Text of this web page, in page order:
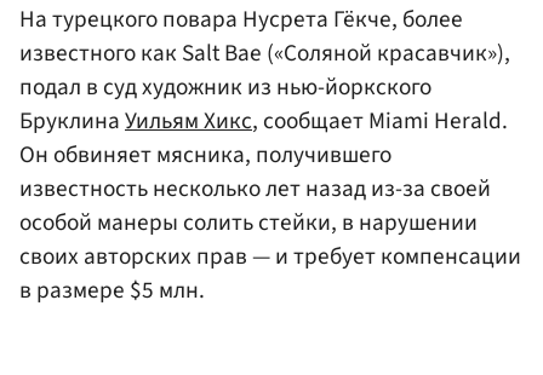
На турецкого повара Нусрета Гёкче, более
известного как Salt Bae («Соляной красавчик»),
подал в суд художник из нью-йоркского
БруклинаУильям Хикс, сообщает Miami Herald.
Он обвиняет мясника, получившего
известность несколько лет назад из-за своей
особой манеры солить стейки, в нарушении
своих авторских прав — и требует компенсации
в размере $5 млн.